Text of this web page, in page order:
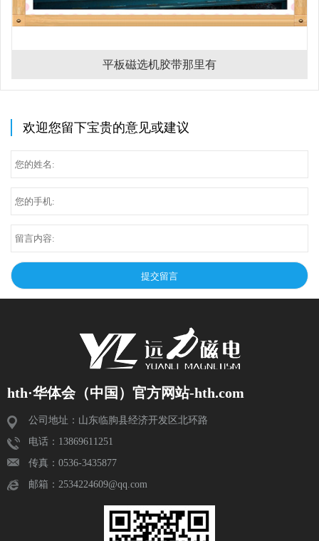
平板磁选机胶带那里有
欢迎您留下宝贵的意见或建议
hth·华体会（中国）官方网站-hth.com
公司地址：山东临朐县经济开发区北环路
电话：13869611251
传真：0536-3435877
邮箱：2534224609@qq.com